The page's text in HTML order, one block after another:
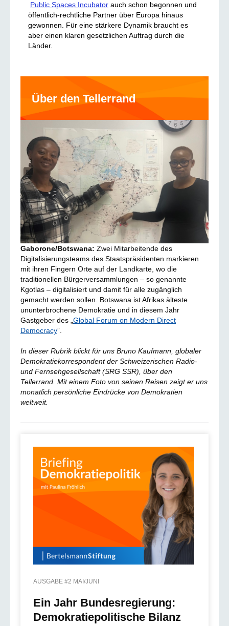
Public Spaces Incubator auch schon begonnen und
öffentlich-rechtliche Partner über Europa hinaus
gewonnen. Für eine stärkere Dynamik braucht es
aber einen klaren gesetzlichen Auftrag durch die
Länder.
Über den Tellerrand
Gaborone/Botswana: Zwei Mitarbeitende des
Digitalisierungsteams des Staatspräsidenten markieren
mit ihren Fingern Orte auf der Landkarte, wo die
traditionellen Bürgerversammlungen – so genannte
Kgotlas – digitalisiert und damit für alle zugänglich
gemacht werden sollen. Botswana ist Afrikas älteste
ununterbrochene Demokratie und in diesem Jahr
Gastgeber des „ Global Forum on Modern Direct
Democracy”.
In dieser Rubrik blickt für uns Bruno Kaufmann, globaler
Demokratiekorrespondent der Schweizerischen Radio-
und Fernsehgesellschaft (SRG SSR), über den
Tellerrand. Mit einem Foto von seinen Reisen zeigt er uns
monatlich persönliche Eindrücke von Demokratien
weltweit.
AUSGABE #2 MAI/JUNI
Ein Jahr Bundesregierung:
Demokratiepolitische Bilanz